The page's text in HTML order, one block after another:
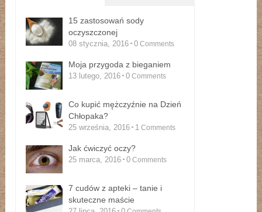
15 zastosowań sody
oczyszczonej
08 stycznia, 2016 0 Comments
Moja przygoda z bieganiem
13 lutego, 2016 0 Comments
Co kupić mężczyźnie na Dzień
Chłopaka?
25 września, 2016 1 Comments
Jak ćwiczyć oczy?
25 marca, 2016 0 Comments
7 cudów z apteki – tanie i
skuteczne maście